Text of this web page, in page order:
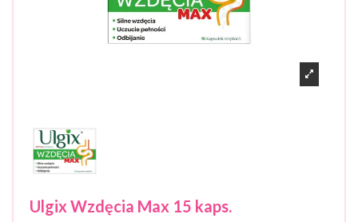
Ulgix Wzdęcia Max 15 kaps.